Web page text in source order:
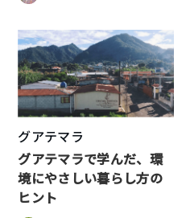
グアテマラ
グアテマラで学んだ、環
境にやさしい暮らし方の
ヒント